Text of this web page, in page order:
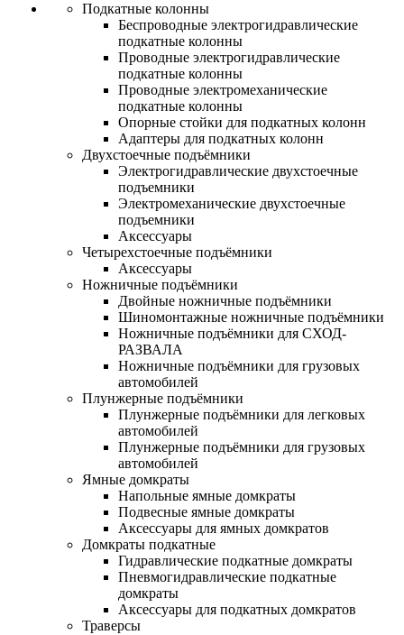
Подкатные колонны
Беспроводные электрогидравлические
подкатные колонны
Проводные электрогидравлические
подкатные колонны
Проводные электромеханические
подкатные колонны
Опорные стойки для подкатных колонн
Адаптеры для подкатных колонн
Двухстоечные подъёмники
Электрогидравлические двухстоечные
подъемники
Электромеханические двухстоечные
подъемники
Аксессуары
Четырехстоечные подъёмники
Аксессуары
Ножничные подъёмники
Двойные ножничные подъёмники
Шиномонтажные ножничные подъёмники
Ножничные подъёмники для СХОД-
РАЗВАЛА
Ножничные подъёмники для грузовых
автомобилей
Плунжерные подъёмники
Плунжерные подъёмники для легковых
автомобилей
Плунжерные подъёмники для грузовых
автомобилей
Ямные домкраты
Напольные ямные домкраты
Подвесные ямные домкраты
Аксессуары для ямных домкратов
Домкраты подкатные
Гидравлические подкатные домкраты
Пневмогидравлические подкатные
домкраты
Аксессуары для подкатных домкратов
Траверсы